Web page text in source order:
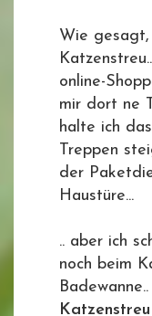
Wie gesagt,
online-
mir dort ne
halte ich
Treppen
der
Haustüre...
.. aber ich
noch beim
Katzenstreu